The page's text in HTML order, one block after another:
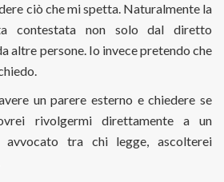
ciò che mi spetta. Naturalmente la
contestata non solo dal diretto
altre persone. Io invece pretendo che
un parere esterno e chiedere se
rivolgermi direttamente a un
avvocato tra chi legge, ascolterei